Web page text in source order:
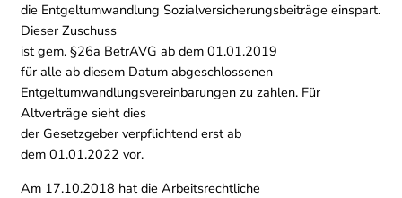
die Entgeltumwandlung Sozialversicherungsbeiträge einspart.
Dieser Zuschuss
ist gem. §26a BetrAVG ab dem 01.01.2019
für alle ab diesem Datum abgeschlossenen
Entgeltumwandlungsvereinbarungen zu zahlen. Für
Altverträge sieht dies
der Gesetzgeber verpflichtend erst ab
dem 01.01.2022 vor.
Am 17.10.2018 hat die Arbeitsrechtliche